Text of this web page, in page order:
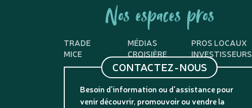
Nos espaces pros
TRADE MÉDIAS
PROS LOCAUX
MICE
CROISIÈRE INVESTISSEURS
CONTACTEZ-NOUS
Besoin d'information ou d'assistance pour
venir découvrir, promouvoir ou vendre la